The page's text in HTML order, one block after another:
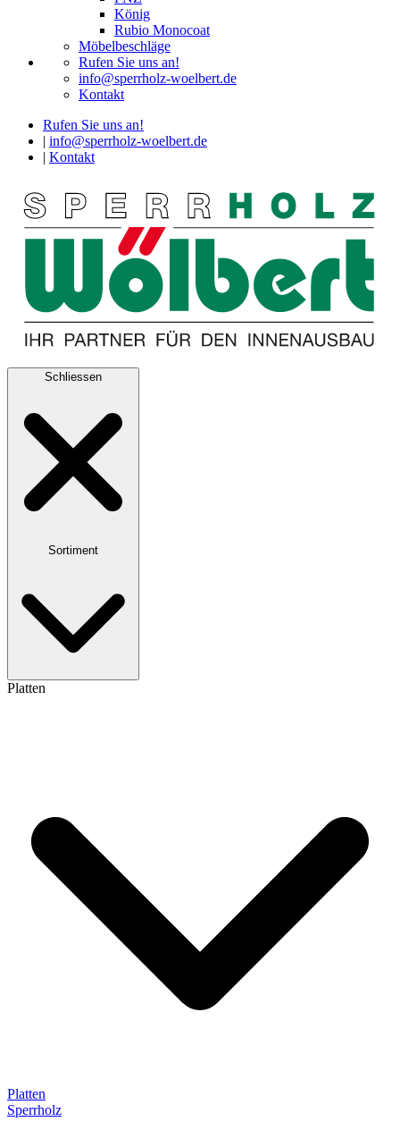
König
Rubio Monocoat
Möbelbeschläge
Rufen Sie uns an!
info@sperrholz-woelbert.de
Kontakt
Rufen Sie uns an!
info@sperrholz-woelbert.de
Kontakt
Schliessen
Sortiment
Platten
Platten
Sperrholz